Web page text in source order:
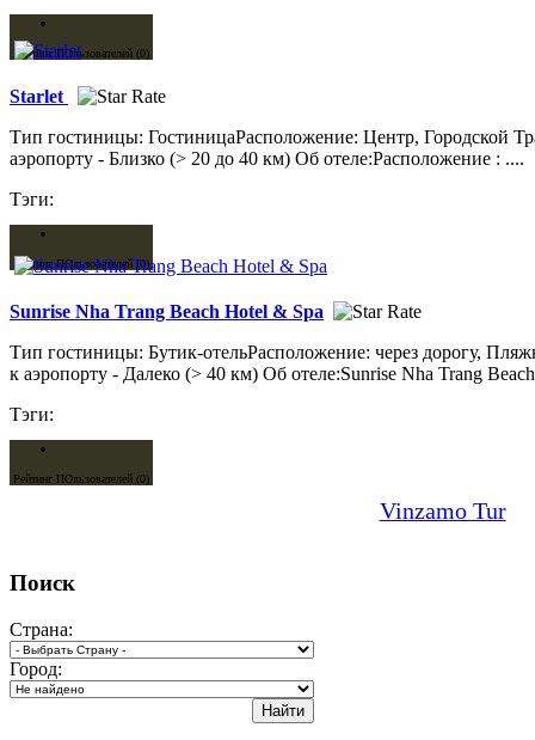
Рейтинг ПОльзователей (0)
Starlet
Тип гостиницы: ГостиницаРасположение: Центр, Городской
аэропорту - Близко (> 20 до 40 км) Об отеле:Расположение : ....
Тэги:
Рейтинг ПОльзователей (0)
Sunrise Nha Trang Beach Hotel & Spa
Тип гостиницы: Бутик-отельРасположение: через дорогу,
к аэропорту - Далеко (> 40 км) Об отеле:Sunrise Nha Trang
Тэги:
Рейтинг ПОльзователей (0)
Vinzamo Tur
Поиск
Страна:
Город: